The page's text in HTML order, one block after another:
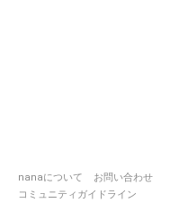
nanaについて
お問い合わせ
コミュニティガイドライン